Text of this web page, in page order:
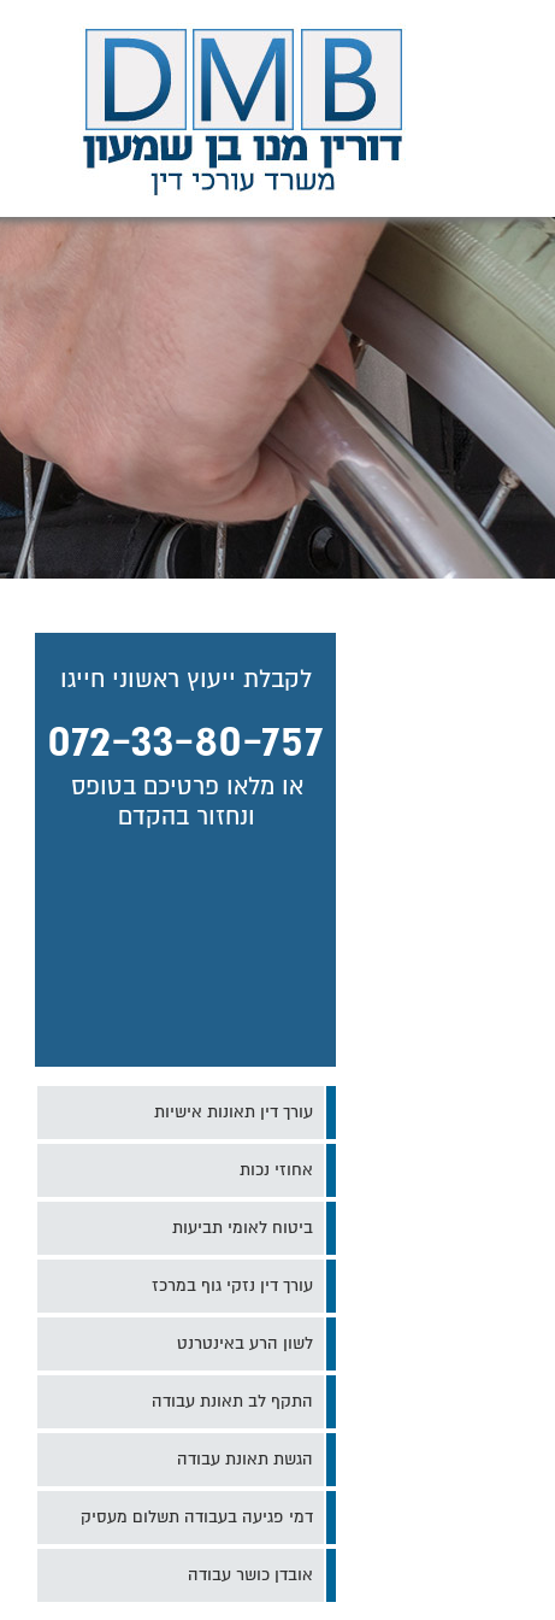
072-33-80-757
לקבלת ייעוץ ראשוני חייגו
או מלאו פרטיכם בטופס
ונחזור בהקדם
עורך דין תאונות אישיות
אחוזי נכות
ביטוח לאומי תביעות
עורך דין נזקי גוף במרכז
לשון הרע באינטרנט
התקף לב תאונת עבודה
הגשת תאונת עבודה
דמי פגיעה בעבודה תשלום מעסיק
אובדן כושר עבודה